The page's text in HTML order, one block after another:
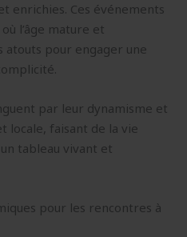
enrichies. Ces événements
l’âge mature et
atouts pour engager une
par leur dynamisme et
locale, faisant de la vie
tableau vivant et
pour les rencontres à